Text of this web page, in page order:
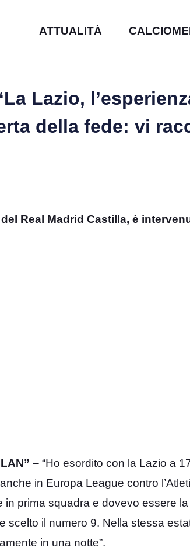
ATTUALITÀ
Lazio,
della fede: vi
Real Madrid Castilla, è
– “Ho esordito con la Lazio a
in Europa League contro
prima squadra e dovevo essere
il numero 9. Nella stessa
in una notte”.